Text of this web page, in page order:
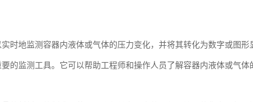
时地监测容器内液体或气体的压力变化，并将其转化为数字或图形
的监测工具。它可以帮助工程师和操作人员了解容器内液体或气体